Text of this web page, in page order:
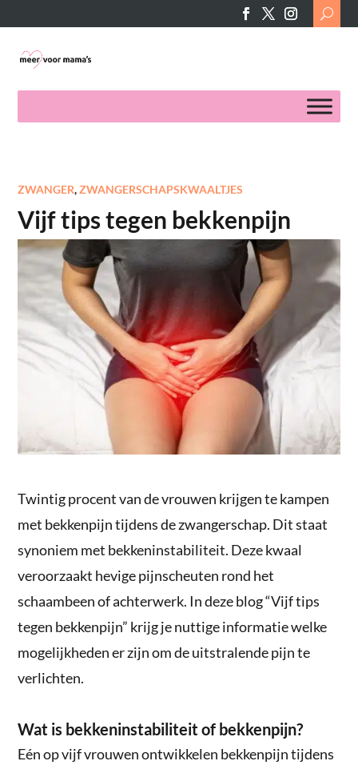
Search
for:
ZWANGER,ZWANGERSCHAPSKWAALTJES
Vijf tips tegen bekkenpijn
Twintig procent van de vrouwen krijgen te kampen
met bekkenpijn tijdens de zwangerschap. Dit staat
synoniem met bekkeninstabiliteit. Deze kwaal
veroorzaakt hevige pijnscheuten rond het
schaambeen of achterwerk. In deze blog “Vijf tips
tegen bekkenpijn” krijg je nuttige informatie welke
mogelijkheden er zijn om de uitstralende pijn te
verlichten.
Wat is bekkeninstabiliteit of bekkenpijn?
Eén op vijf vrouwen ontwikkelen bekkenpijn tijdens